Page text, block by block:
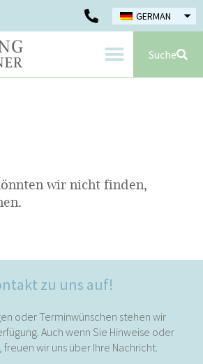
Suche
wir nicht finden,
zu uns auf!
oder Terminwünschen stehen wir
Auch wenn Sie Hinweise oder
wir uns über Ihre Nachricht.
GERMAN